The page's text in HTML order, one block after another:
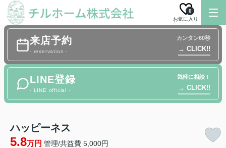
お気に入り
0
来店予約
- reservation -
カンタン60秒
→ CLICK!!
LINE登録
- LINE official -
気軽に相談！
→ CLICK!!
ハッピーネス
5.8万円 管理/共益費 5,000円